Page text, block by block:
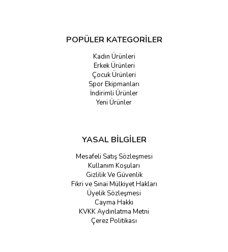
POPÜLER KATEGORİLER
Kadın Ürünleri
Erkek Ürünleri
Çocuk Ürünleri
Spor Ekipmanları
İndirimli Ürünler
Yeni Ürünler
YASAL BİLGİLER
Mesafeli Satış Sözleşmesi
Kullanım Koşuları
Gizlilik Ve Güvenlik
Fikri ve Sınai Mülkiyet Hakları
Üyelik Sözleşmesi
Cayma Hakkı
KVKK Aydınlatma Metni
Çerez Politikası